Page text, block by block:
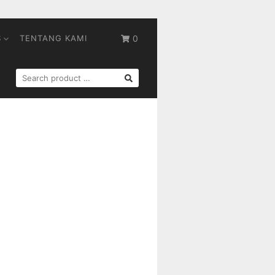
0
TENTANG KAMI
SEARCH
FOR: